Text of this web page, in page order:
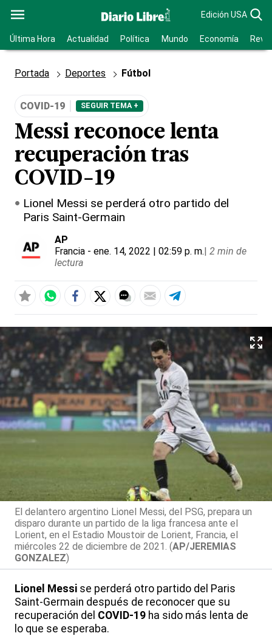
Edición USA
Última Hora Actualidad Política Mundo Economía
Portada Deportes Fútbol
COVID-19 SEGUIR TEMA +
Messi reconoce lenta
recuperación tras
COVID-19
Lionel Messi se perderá otro partido del
Paris Saint-Germain
AP
Francia - ene. 14, 2022 | 02:59 p. m.| 2 min de
lectura
El delantero argentino Lionel Messi, del PSG, prepara un
disparo durante un partido de la liga francesa ante el
Lorient, en el Estadio Moustoir de Lorient, Francia, el
miércoles 22 de diciembre de 2021. (AP/JEREMIAS
GONZALEZ)
Lionel Messi se perderá otro partido del Paris
Saint-Germain después de reconocer que su
recuperación del COVID-19 ha sido más lenta de
lo que se esperaba.